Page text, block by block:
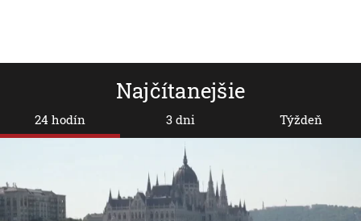
Najčítanejšie
24 hodín 3 dni Týždeň